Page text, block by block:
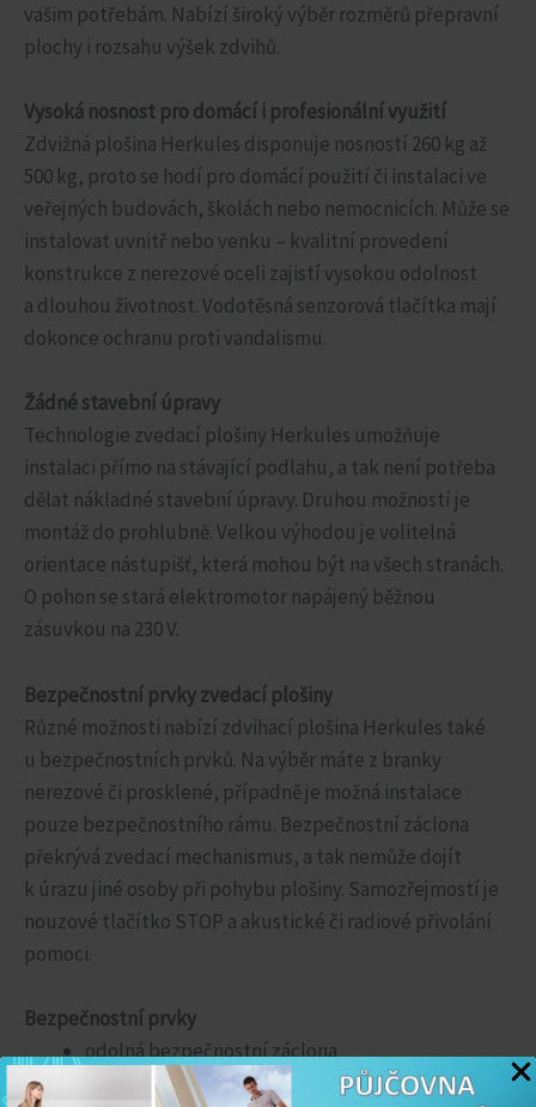
vašim potřebám. Nabízí široký výběr rozměrů přepravní
plochy i rozsahu výšek zdvihů.
Vysoká nosnost pro domácí i profesionální využití
Zdvižná plošina Herkules disponuje nosností 260 kg až
500 kg, proto se hodí pro domácí použití či instalaci ve
veřejných budovách, školách nebo nemocnicích. Může se
instalovat uvnitř nebo venku – kvalitní provedení
konstrukce z nerezové oceli zajistí vysokou odolnost
a dlouhou životnost. Vodotěsná senzorová tlačítka mají
dokonce ochranu proti vandalismu.
Žádné stavební úpravy
Technologie zvedací plošiny Herkules umožňuje
instalaci přímo na stávající podlahu, a tak není potřeba
dělat nákladné stavební úpravy. Druhou možností je
montáž do prohlubně. Velkou výhodou je volitelná
orientace nástupišť, která mohou být na všech stranách.
O pohon se stará elektromotor napájený běžnou
zásuvkou na 230 V.
Bezpečnostní prvky zvedací plošiny
Různé možnosti nabízí zdvihací plošina Herkules také
u bezpečnostních prvků. Na výběr máte z branky
nerezové či prosklené, případně je možná instalace
pouze bezpečnostního rámu. Bezpečnostní záclona
překrývá zvedací mechanismus, a tak nemůže dojít
k úrazu jiné osoby při pohybu plošiny. Samozřejmostí je
nouzové tlačítko STOP a akustické či radiové přivolání
pomoci.
Bezpečnostní prvky
odolná bezpečnostní záclona
citlivé nájezdové rampy